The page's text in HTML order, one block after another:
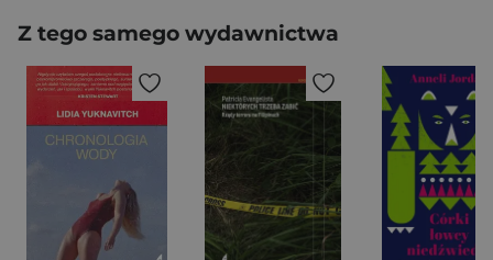
Z tego samego wydawnictwa